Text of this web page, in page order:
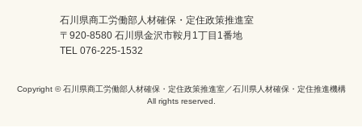
石川県商工労働部人材確保・定住政策推進室
〒920-8580 石川県金沢市鞍月1丁目1番地
TEL 076-225-1532
Copyright © 石川県商工労働部人材確保・定住政策推進室／石川県人材確保・定住推進機構
All rights reserved.